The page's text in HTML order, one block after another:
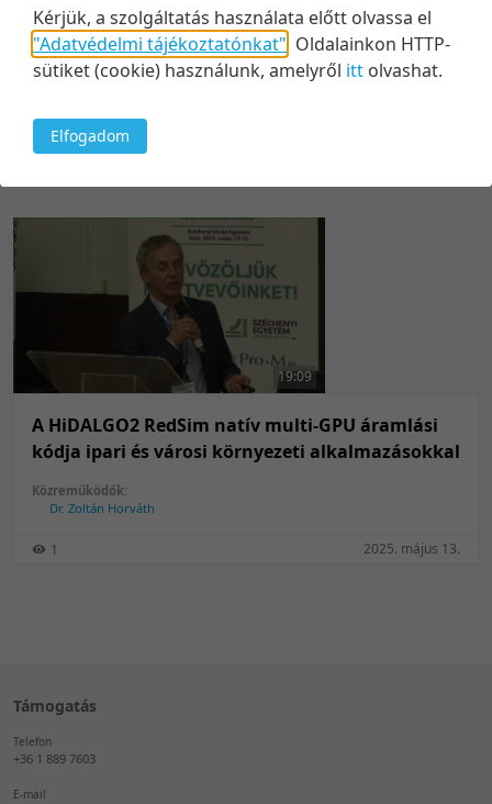
Keresés
Relevancia szerint
Kezdés/felvétel dátuma szerint
Feltöltés dátuma szerint
Utolsó módosítás szerint
Utolsó módosítás szerint
5 tétel/oldal
10 tétel/oldal
20 tétel/oldal
50 tétel/oldal
100 tétel/oldal
19:09
A HiDALGO2 RedSim natív multi-GPU áramlási
kódja ipari és városi környezeti alkalmazásokkal
Közreműködők:
Dr. Zoltán Horváth
1 2025. május 13.
Támogatás
Telefon
+36 1 889 7603
E-mail
Kérjük, a szolgáltatás használata előtt olvassa el
"Adatvédelmi tájékoztatónkat" Oldalainkon HTTP-
sütiket (cookie) használunk, amelyről itt olvashat.
Elfogadom